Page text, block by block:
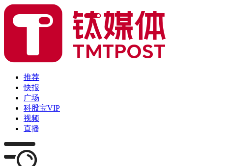
推荐
快报
广场
科股宝VIP
视频
直播